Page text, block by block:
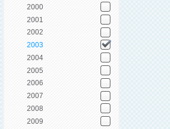
2000
2001
2002
2003
2004
2005
2006
2007
2008
2009